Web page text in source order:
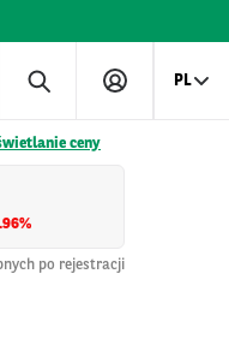
PL
ceny
po rejestracji